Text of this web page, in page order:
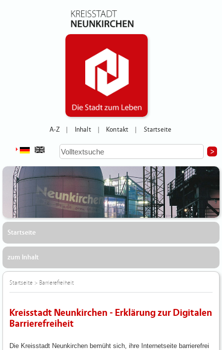
A-Z Inhalt Kontakt Startseite
Startseite
zum Inhalt
Startseite > Barrierefreiheit
Kreisstadt Neunkirchen - Erklärung zur Digitalen
Barrierefreiheit
Die Kreisstadt Neunkirchen bemüht sich, ihre Internetseite barrierefrei